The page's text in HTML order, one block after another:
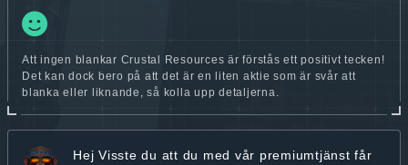
Att ingen blankar Crustal Resources är förstås ett positivt tecken!
Det kan dock bero på att det är en liten aktie som är svår att
blanka eller liknande, så kolla upp detaljerna.
Hej Visste du att du med vår premiumtjänst får